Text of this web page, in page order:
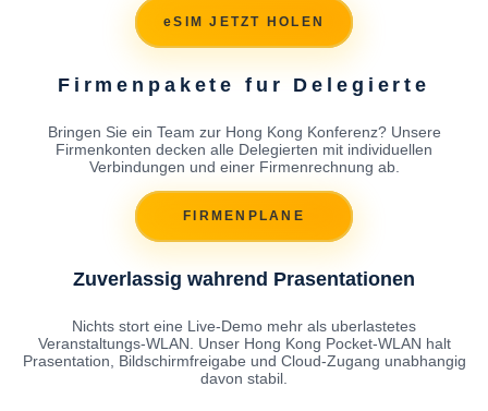
eSIM JETZT HOLEN
Firmenpakete fur Delegierte
Bringen Sie ein Team zur Hong Kong Konferenz? Unsere
Firmenkonten decken alle Delegierten mit individuellen
Verbindungen und einer Firmenrechnung ab.
FIRMENPLANE
Zuverlassig wahrend Prasentationen
Nichts stort eine Live-Demo mehr als uberlastetes
Veranstaltungs-WLAN. Unser Hong Kong Pocket-WLAN halt
Prasentation, Bildschirmfreigabe und Cloud-Zugang unabhangig
davon stabil.